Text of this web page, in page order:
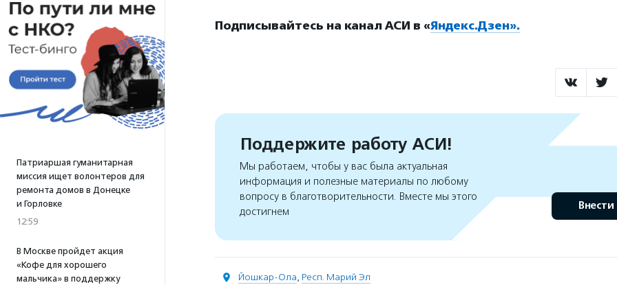
Патриаршая гуманитарная
миссия ищет волонтеров для
ремонта домов в Донецке
и Горловке
12:59
В Москве пройдет акция
«Кофе для хорошего
мальчика» в поддержку
Подписывайтесь на канал АСИ в «Яндекс.Дзен».
Поддержите работу АСИ!
Мы работаем, чтобы у вас была актуальная
информация и полезные материалы по любому
вопросу в благотворительности. Вместе мы этого
достигнем
Внести
Йошкар-Ола, Респ. Марий Эл